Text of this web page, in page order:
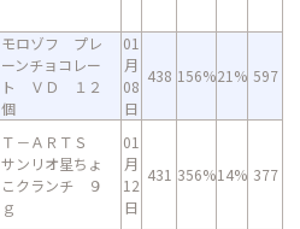
モロゾフ プレ
ーンチョコレー
ト ＶＤ １２
個
01
月
08
日
438 156%21% 597
Ｔ－ＡＲＴＳ
サンリオ星ちょ
こクランチ ９
ｇ
01
月
12
日
431 356%14% 377